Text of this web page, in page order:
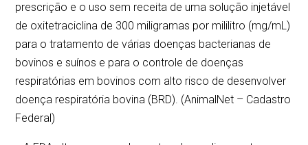
prescrição e o uso sem receita de uma solução injetável
de oxitetraciclina de 300 miligramas por mililitro (mg/mL)
para o tratamento de várias doenças bacterianas de
bovinos e suínos e para o controle de doenças
respiratórias em bovinos com alto risco de desenvolver
doença respiratória bovina (BRD). (AnimalNet – Cadastro
Federal)